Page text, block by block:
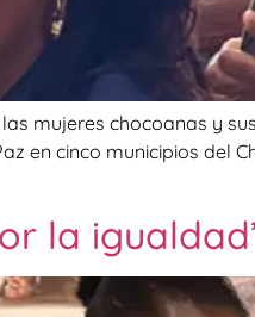
mujeres chocoanas y
en cinco municipios del
la